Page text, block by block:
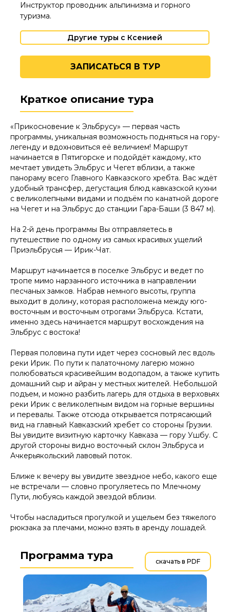
Инструктор проводник альпинизма и горного
туризма.
Другие туры с Ксенией
ЗАПИСАТЬСЯ В ТУР
Краткое описание тура
«Прикосновение к Эльбрусу» — первая часть
программы, уникальная возможность подняться на гору-
легенду и вдохновиться её величием! Маршрут
начинается в Пятигорске и подойдёт каждому, кто
мечтает увидеть Эльбрус и Чегет вблизи, а также
панораму всего Главного Кавказского хребта. Вас ждёт
удобный трансфер, дегустация блюд кавказской кухни
с великолепными видами и подъём по канатной дороге
на Чегет и на Эльбрус до станции Гара-Баши (3 847 м).
На 2-й день программы Вы отправляетесь в
путешествие по одному из самых красивых ущелий
Приэльбрусья — Ирик-Чат.
Маршрут начинается в поселке Эльбрус и ведет по
тропе мимо нарзанного источника в направлении
песчаных замков. Набрав немного высоты, группа
выходит в долину, которая расположена между юго-
восточным и восточным отрогами Эльбруса. Кстати,
именно здесь начинается маршрут восхождения на
Эльбрус с востока!
Первая половина пути идет через сосновый лес вдоль
реки Ирик. По пути к палаточному лагерю можно
полюбоваться красивейшим водопадом, а также купить
домашний сыр и айран у местных жителей. Небольшой
подъем, и можно разбить лагерь для отдыха в верховьях
реки Ирик с великолепным видом на горные вершины
и перевалы. Также отсюда открывается потрясающий
вид на главный Кавказский хребет со стороны Грузии.
Вы увидите визитную карточку Кавказа — гору Ушбу. С
другой стороны видно восточный склон Эльбруса и
Ачкерьякольский лавовый поток.
Ближе к вечеру вы увидите звездное небо, какого еще
не встречали — словно прогуляетесь по Млечному
Пути, любуясь каждой звездой вблизи.
Чтобы насладиться прогулкой и ущельем без тяжелого
рюкзака за плечами, можно взять в аренду лошадей.
Программа тура скачать в PDF